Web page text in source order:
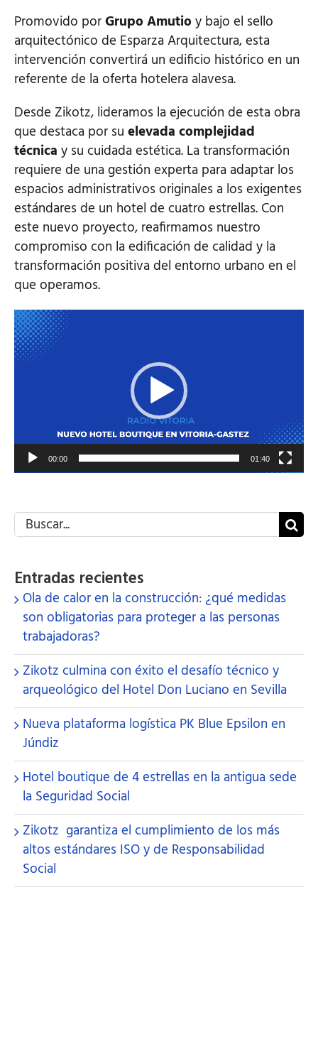
Promovido porGrupo Amutio y bajo el sello
arquitectónico de Esparza Arquitectura, esta
intervención convertirá un edificio histórico en un
referente de la oferta hotelera alavesa.
Desde Zikotz, lideramos la ejecución de esta obra
que destaca por su elevada complejidad
técnica y su cuidada estética. La transformación
requiere de una gestión experta para adaptar los
espacios administrativos originales a los exigentes
estándares de un hotel de cuatro estrellas. Con
este nuevo proyecto, reafirmamos nuestro
compromiso con la edificación de calidad y la
transformación positiva del entorno urbano en el
que operamos.
Reproductor
de
vídeo
00:00 01:40
Buscar:
Entradas recientes
Ola de calor en la construcción: ¿qué medidas
son obligatorias para proteger a las personas
trabajadoras?
Zikotz culmina con éxito el desafío técnico y
arqueológico del Hotel Don Luciano en Sevilla
Nueva plataforma logística PK Blue Epsilon en
Júndiz
Hotel boutique de 4 estrellas en la antigua sede
la Seguridad Social
Zikotz garantiza el cumplimiento de los más
altos estándares ISO y de Responsabilidad
Social